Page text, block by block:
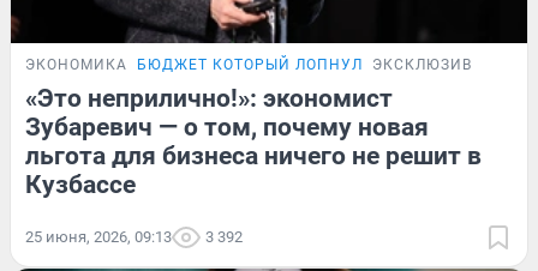
ЭКОНОМИКА БЮДЖЕТ КОТОРЫЙ ЛОПНУЛ ЭКСКЛЮЗИВ
«Это неприлично!»: экономист
Зубаревич — о том, почему новая
льгота для бизнеса ничего не решит в
Кузбассе
25 июня, 2026, 09:13 3 392